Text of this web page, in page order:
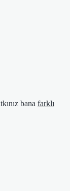
bana farklı